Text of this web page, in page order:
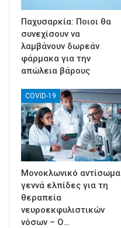
Παχυσαρκία: Ποιοι θα
συνεχίσουν να
λαμβάνουν δωρεάν
φάρμακα για την
απώλεια βάρους
COVID-19
Μονοκλωνικό αντίσωμα
γεννά ελπίδες για τη
θεραπεία
νευροεκφυλιστικών
νόσων – Ο…